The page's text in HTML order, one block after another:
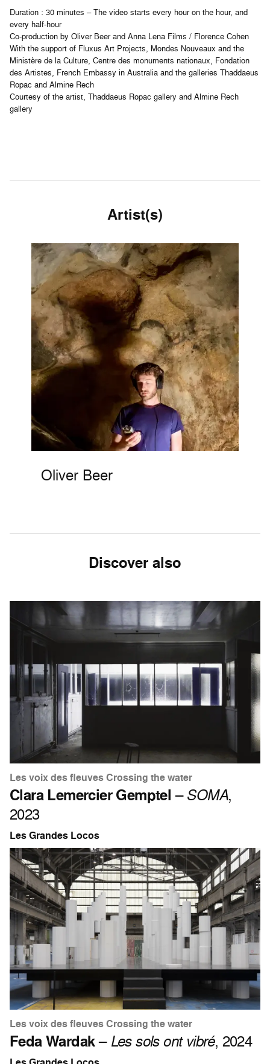
Duration : 30 minutes – The video starts every hour on the hour, and
every half-hour
Co-production by Oliver Beer and Anna Lena Films / Florence Cohen
With the support of Fluxus Art Projects, Mondes Nouveaux and the
Ministère de la Culture, Centre des monuments nationaux, Fondation
des Artistes, French Embassy in Australia and the galleries Thaddaeus
Ropac and Almine Rech
Courtesy of the artist, Thaddaeus Ropac gallery and Almine Rech
gallery
Artist(s)
Oliver Beer
Discover also
Les voix des fleuves Crossing the water
Clara Lemercier Gemptel –SOMA,
2023
Les Grandes Locos
Les voix des fleuves Crossing the water
Feda Wardak– Les sols ont vibré, 2024